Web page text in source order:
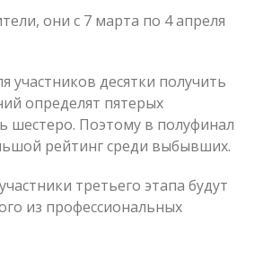
они с 7 марта по 4 апреля
участников десятки получить
определят пятерых
шестеро. Поэтому в полуфинал
рейтинг среди выбывших.
третьего этапа будут
из профессиональных